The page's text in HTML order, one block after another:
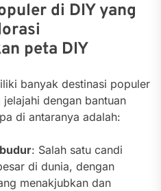
di DIY yang
peta DIY
banyak destinasi populer
dengan bantuan
di antaranya adalah:
: Salah satu candi
di dunia, dengan
menakjubkan dan